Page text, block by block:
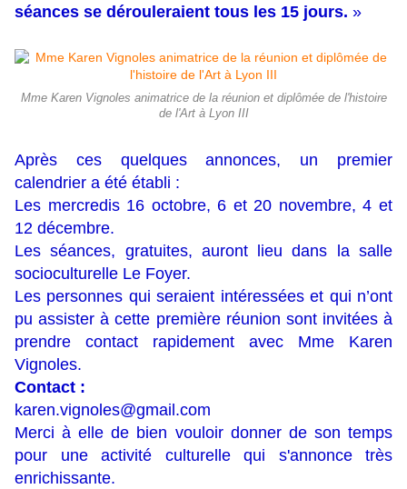
séances se dérouleraient tous les 15 jours. »
Mme Karen Vignoles animatrice de la réunion et diplômée de l'histoire
de l'Art à Lyon III
Après ces quelques annonces, un premier
calendrier a été établi :
Les mercredis 16 octobre, 6 et 20 novembre, 4 et
12 décembre.
Les séances, gratuites, auront lieu dans la salle
socioculturelle Le Foyer.
Les personnes qui seraient intéressées et qui n’ont
pu assister à cette première réunion sont invitées à
prendre contact rapidement avec Mme Karen
Vignoles.
Contact :
karen.vignoles@gmail.com
Merci à elle de bien vouloir donner de son temps
pour une activité culturelle qui s'annonce très
enrichissante.